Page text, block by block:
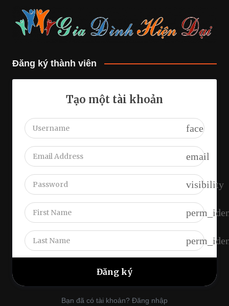
Đăng ký thành viên
Tạo một tài khoản
face
email
visibility
Bạn đã có tài khoản? Đăng nhập